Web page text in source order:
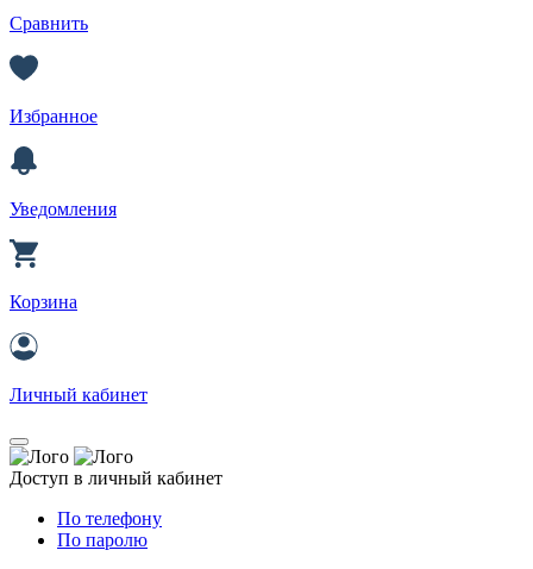
Сравнить
Избранное
Уведомления
Корзина
Личный кабинет
Доступ в личный кабинет
По телефону
По паролю